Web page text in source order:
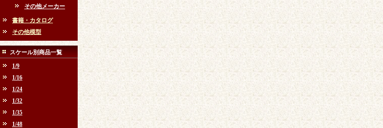
その他メーカー
書籍・カタログ
その他模型
スケール別商品一覧
1/9
1/16
1/24
1/32
1/35
1/48